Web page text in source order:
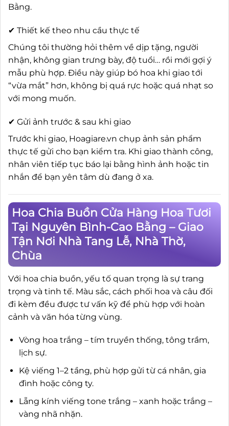
Bằng.
✔ Thiết kế theo nhu cầu thực tế
Chúng tôi thường hỏi thêm về dịp tặng, người
nhận, không gian trưng bày, độ tuổi… rồi mới gợi ý
mẫu phù hợp. Điều này giúp bó hoa khi giao tới
“vừa mắt” hơn, không bị quá rực hoặc quá nhạt so
với mong muốn.
✔ Gửi ảnh trước & sau khi giao
Trước khi giao, Hoagiare.vn chụp ảnh sản phẩm
thực tế gửi cho bạn kiểm tra. Khi giao thành công,
nhân viên tiếp tục báo lại bằng hình ảnh hoặc tin
nhắn để bạn yên tâm dù đang ở xa.
Hoa Chia Buồn Cửa Hàng Hoa Tươi
Tại Nguyên Bình-Cao Bằng – Giao
Tận Nơi Nhà Tang Lễ, Nhà Thờ,
Chùa
Với hoa chia buồn, yếu tố quan trọng là sự trang
trọng và tinh tế. Màu sắc, cách phối hoa và câu đối
đi kèm đều được tư vấn kỹ để phù hợp với hoàn
cảnh và văn hóa từng vùng.
Vòng hoa trắng – tím truyền thống, tông trầm,
lịch sự.
Kệ viếng 1–2 tầng, phù hợp gửi từ cá nhân, gia
đình hoặc công ty.
Lẵng kính viếng tone trắng – xanh hoặc trắng –
vàng nhã nhặn.